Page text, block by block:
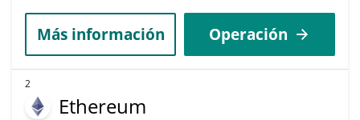
Más información Operación
2
Ethereum